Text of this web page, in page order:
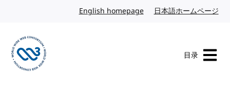
English homepage英文日本語ホームページ
目录